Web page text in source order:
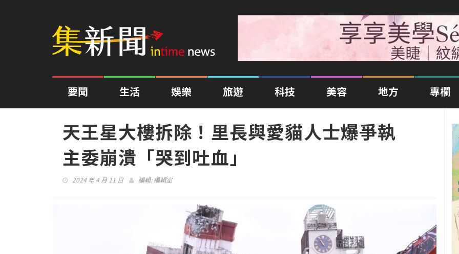
要聞 生活 娛樂 旅遊 科技 美容 地方 專欄
天王星大樓拆除！里長與愛貓人士爆爭執
主委崩潰「哭到吐血」
2024 年 4 月 11 日 編輯:編輯室